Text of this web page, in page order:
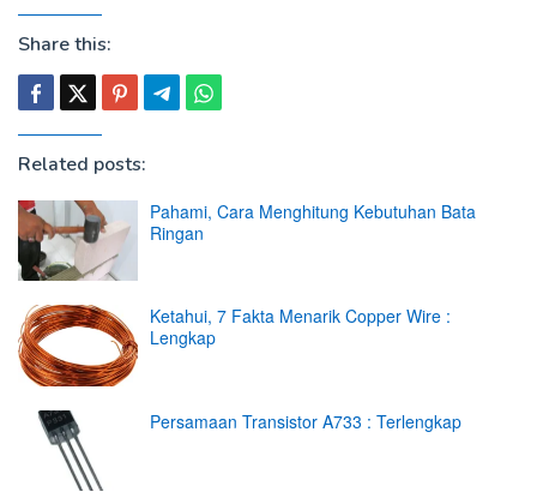
Share this:
Related posts:
Pahami, Cara Menghitung Kebutuhan Bata
Ringan
Ketahui, 7 Fakta Menarik Copper Wire :
Lengkap
Persamaan Transistor A733 : Terlengkap